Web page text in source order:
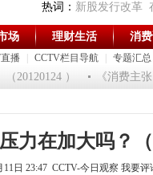
热词： 新股发行改革
播 CCTV栏目导航 专题汇总
场 理财生活 消
） 《消费主张
力在加大吗？（
11日 23:47 CCTV-今日观察 我要评